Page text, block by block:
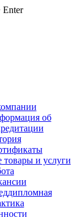
об
товары и услуги